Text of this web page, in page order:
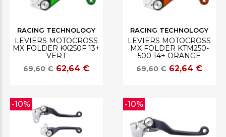
RACING TECHNOLOGY
LEVIERS MOTOCROSS
MX FOLDER KX250F 13+
VERT
69,60 € 62,64 €
RACING TECHNOLOGY
LEVIERS MOTOCROSS
MX FOLDER KTM250-
500 14+ ORANGE
69,60 € 62,64 €
-10% -10%